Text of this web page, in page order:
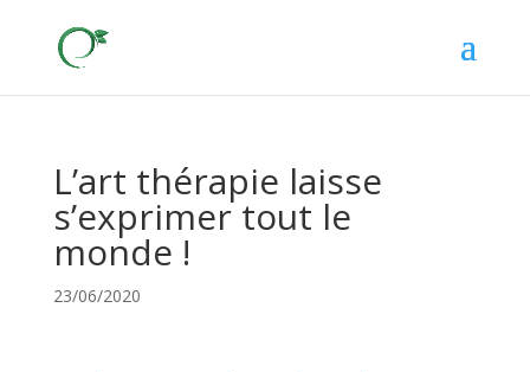
L’art thérapie laisse
s’exprimer tout le
monde !
23/06/2020